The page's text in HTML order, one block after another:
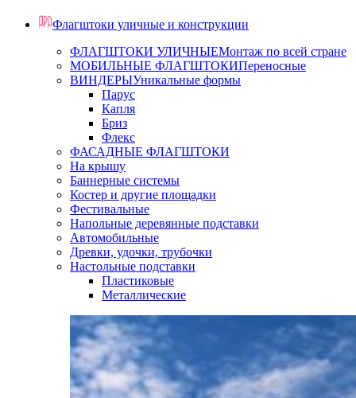
Флагштоки уличные и конструкции
ФЛАГШТОКИ УЛИЧНЫЕМонтаж по всей стране
МОБИЛЬНЫЕ ФЛАГШТОКИПереносные
ВИНДЕРЫУникальные формы
Парус
Капля
Бриз
Флекс
ФАСАДНЫЕ ФЛАГШТОКИ
На крышу
Баннерные системы
Костер и другие площадки
Фестивальные
Напольные деревянные подставки
Автомобильные
Древки, удочки, трубочки
Настольные подставки
Пластиковые
Металлические